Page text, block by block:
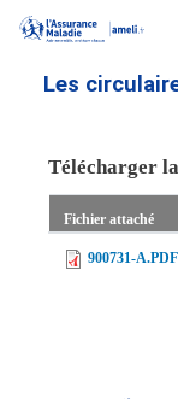
Les
Télécharger
Fichier attaché
900731-A.PDF